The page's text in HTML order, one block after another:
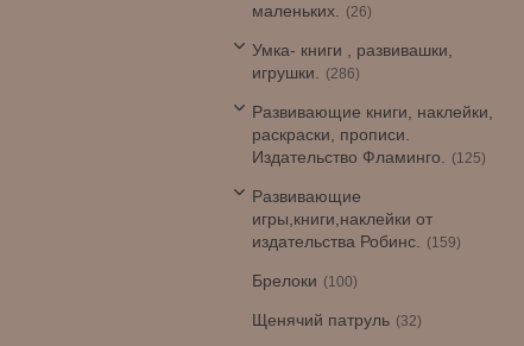
маленьких.
26
Умка- книги , развивашки,
игрушки.
286
Развивающие книги, наклейки,
раскраски, прописи.
Издательство Фламинго.
125
Развивающие
игры,книги,наклейки от
издательства Робинс.
159
Брелоки 100
Щенячий патруль 32